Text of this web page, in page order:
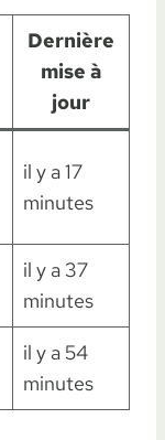
Dernière
mise à
jour
il y a 17
minutes
il y a 37
minutes
il y a 54
minutes